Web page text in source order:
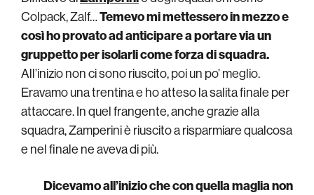
Colpack, Zalf…Temevo mi mettessero in mezzo e
così ho provato ad anticipare a portare via un
gruppetto per isolarli come forza di squadra.
All’inizio non ci sono riuscito, poi un po’ meglio.
Eravamo una trentina e ho atteso la salita finale per
attaccare. In quel frangente, anche grazie alla
squadra, Zamperini è riuscito a risparmiare qualcosa
e nel finale ne aveva di più.
Dicevamo all’inizio che con quella maglia non